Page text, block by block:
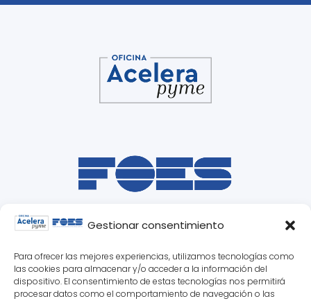
Gestionar consentimiento
Para ofrecer las mejores experiencias, utilizamos tecnologías como
las cookies para almacenar y/o acceder a la información del
dispositivo. El consentimiento de estas tecnologías nos permitirá
procesar datos como el comportamiento de navegación o las